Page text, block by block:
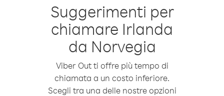
Suggerimenti per
chiamare Irlanda
da Norvegia
Viber Out ti offre più tempo di
chiamata a un costo inferiore.
Scegli tra una delle nostre opzioni